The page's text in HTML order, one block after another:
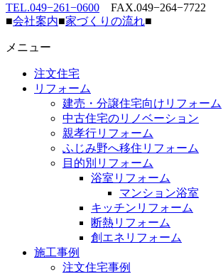
TEL.049−261−0600 FAX.049−264−7722
■会社案内■家づくりの流れ■
メニュー
注文住宅
リフォーム
建売・分譲住宅向けリフォーム
中古住宅のリノベーション
親孝行リフォーム
ふじみ野へ移住リフォーム
目的別リフォーム
浴室リフォーム
マンション浴室
キッチンリフォーム
断熱リフォーム
創エネリフォーム
施工事例
注文住宅事例